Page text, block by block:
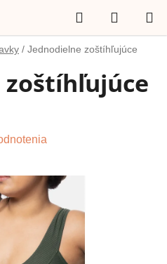
Hľadať
KOŠÍK
/ Jednodielne zoštíhľujúce
zoštíhľujúce